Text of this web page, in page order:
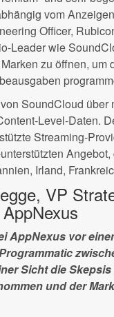
vom
Officer,
Leader wie
zu öffnen, um
SoundCloud über
Level-Daten.
Streaming-
Irland,
VP
AppNexus vor
Sicht die
und der